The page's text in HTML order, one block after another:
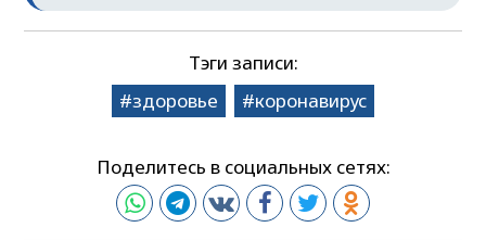
Тэги записи:
здоровье
коронавирус
Поделитесь в социальных сетях: